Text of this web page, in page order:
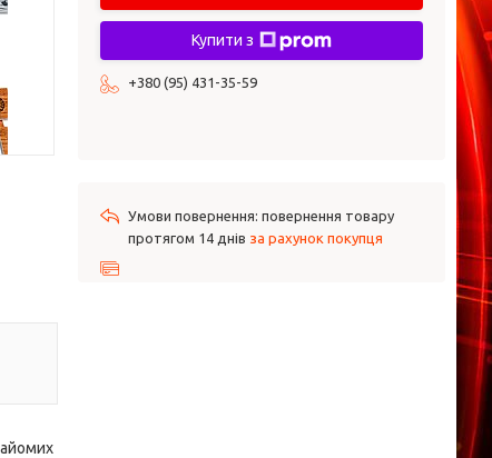
Купити з
+380 (95) 431-35-59
повернення товару
протягом 14 днів за рахунок покупця